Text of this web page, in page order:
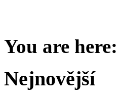
You are here:
Nejnovější